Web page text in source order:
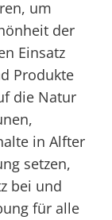
um
der
Einsatz
Produkte
die Natur
in Alfter
setzen,
bei und
für alle